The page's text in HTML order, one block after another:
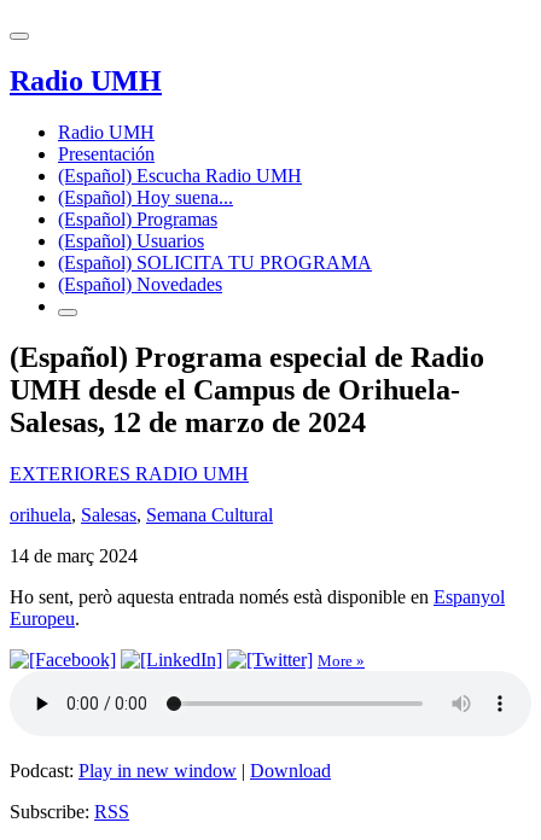
Radio UMH
Radio UMH
Presentación
(Español) Escucha Radio UMH
(Español) Hoy suena...
(Español) Programas
(Español) Usuarios
(Español) SOLICITA TU PROGRAMA
(Español) Novedades
(Español) Programa especial de Radio
UMH desde el Campus de Orihuela-
Salesas, 12 de marzo de 2024
EXTERIORES RADIO UMH
orihuela, Salesas, Semana Cultural
14 de març 2024
Ho sent, però aquesta entrada només està disponible en Espanyol
Europeu.
More »
Podcast: Play in new window | Download
Subscribe: RSS